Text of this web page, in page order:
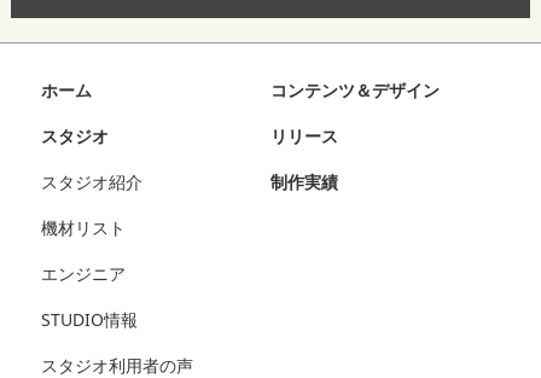
ホーム
スタジオ
スタジオ紹介
機材リスト
エンジニア
STUDIO情報
スタジオ利用者の声
コンテンツ＆デザイン
リリース
制作実績